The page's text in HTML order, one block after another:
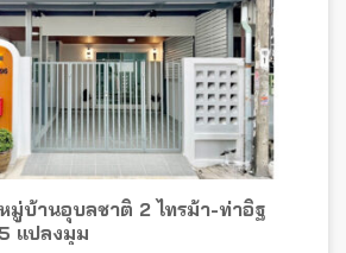
มู่บ้านอุบลชาติ 2 ไทรม้า-ท่าอิฐ
แปลงมุม